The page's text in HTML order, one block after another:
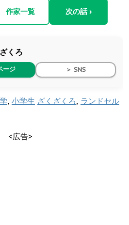
作家一覧 次の話 ›
くろ
ージ ＞ SNS
, 小学生 ざくざくろ, ランドセル
<広告>